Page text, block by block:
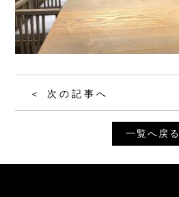
＜ 次の記事へ
一覧へ戻る